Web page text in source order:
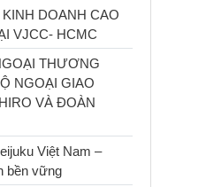
DOANH CAO
VJCC- HCMC
THƯƠNG
NGOẠI GIAO
VÀ ĐOÀN
Việt Nam –
bền vững